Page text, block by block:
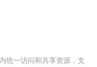
统一访问和共享资源，支